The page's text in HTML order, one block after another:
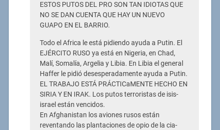
ESTOS PUTOS DEL PRO SON TAN IDIOTAS QUE
NO SE DAN CUENTA QUE HAY UN NUEVO
GUAPO EN EL BARRIO.
Todo el Africa le está pidiendo ayuda a Putin. El
EJÉRCITO RUSO ya está en Nigeria, en Chad,
Malí, Somalía, Argelia y Libia. En Libia el general
Haffer le pidió desesperadamente ayuda a Putin.
EL TRABAJO ESTÁ PRÁCTICaMENTE HECHO EN
SIRIA Y EN IRAK. Los putos terroristas de isis-
israel están vencidos.
En Afghanistan los aviones rusos están
reventando las plantaciones de opio de la cia-